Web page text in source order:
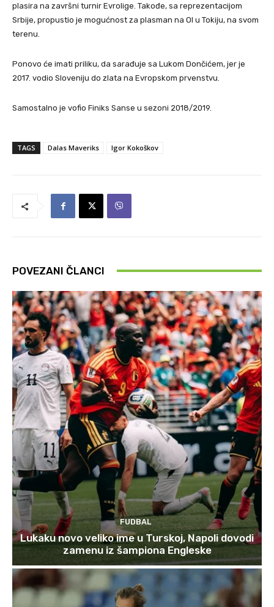
plasira na završni turnir Evrolige. Takođe, sa reprezentacijom
Srbije, propustio je mogućnost za plasman na OI u Tokiju, na svom
terenu.
Ponovo će imati priliku, da sarađuje sa Lukom Dončićem, jer je
2017. vodio Sloveniju do zlata na Evropskom prvenstvu.
Samostalno je vofio Finiks Sanse u sezoni 2018/2019.
TAGS Dalas Maveriks Igor Kokoškov
POVEZANI ČLANCI
FUDBAL
Lukaku novo veliko ime u Turskoj, Napoli dovodi
zamenu iz šampiona Engleske